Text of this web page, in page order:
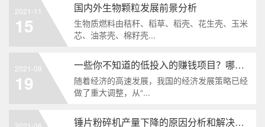
2021-11
15
国内外生物颗粒发展前景分析
生物质燃料由秸秆、稻草、稻壳、花生壳、玉米
芯、油茶壳、棉籽壳...
2021-09
19
一些你不知道的低投入的赚钱项目？哪些东西可以粉碎再利用？
随着经济的高速发展，我国的经济发展策略已经
做了重大调整，从“...
锤片粉碎机产量下降的原因分析和解决办法